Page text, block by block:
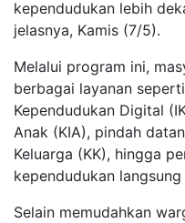
kependudukan lebih
jelasnya, Kamis (7/5).
Melalui program ini,
berbagai layanan
Kependudukan Digital
Anak (KIA), pindah
Keluarga (KK), hingga
kependudukan
Selain memudahkan